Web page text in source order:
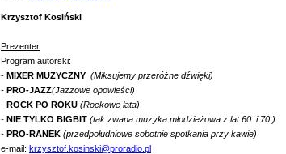
Krzysztof Kosiński
Prezenter
Program autorski:
- MIXER MUZYCZNY (Miksujemy przeróżne dźwięki)
- PRO-JAZZ(Jazzowe opowieści)
- ROCK PO ROKU (Rockowe lata)
- NIE TYLKO BIGBIT (tak zwana muzyka młodzieżowa z lat 60. i 70.)
- PRO-RANEK (przedpołudniowe sobotnie spotkania przy kawie)
e-mail: krzysztof.kosinski@proradio.pl